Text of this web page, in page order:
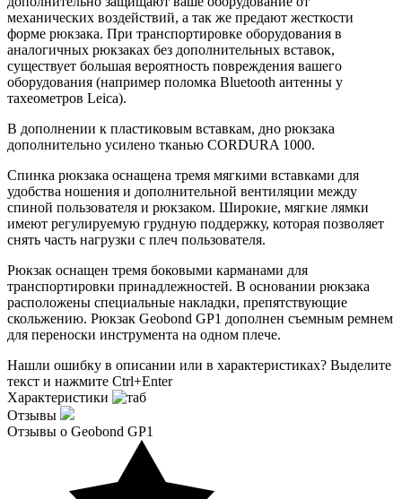
механических воздействий, а так же предают жесткости
форме рюкзака. При транспортировке оборудования в
аналогичных рюкзаках без дополнительных вставок,
существует большая вероятность повреждения вашего
оборудования (например поломка Bluetooth антенны у
тахеометров Leica).
В дополнении к пластиковым вставкам, дно рюкзака
дополнительно усилено тканью CORDURA 1000.
Спинка рюкзака оснащена тремя мягкими вставками для
удобства ношения и дополнительной вентиляции между
спиной пользователя и рюкзаком. Широкие, мягкие лямки
имеют регулируемую грудную поддержку, которая позволяет
снять часть нагрузки с плеч пользователя.
Рюкзак оснащен тремя боковыми карманами для
транспортировки принадлежностей. В основании рюкзака
расположены специальные накладки, препятствующие
скольжению. Рюкзак Geobond GP1 дополнен съемным ремнем
для переноски инструмента на одном плече.
Нашли ошибку в описании или в характеристиках? Выделите
текст и нажмите Ctrl+Enter
Характеристики
Отзывы
Отзывы о Geobond GP1